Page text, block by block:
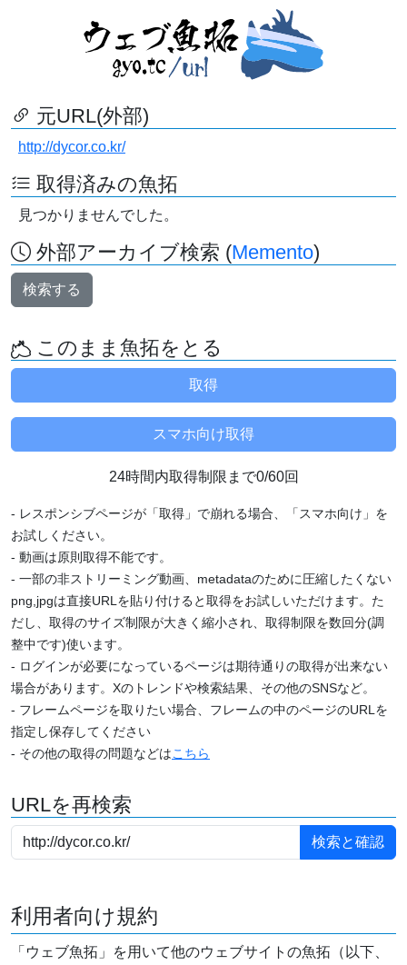
元URL(外部)
http://dycor.co.kr/
取得済みの魚拓
見つかりませんでした。
外部アーカイブ検索 (Memento)
検索する
このまま魚拓をとる
24時間内取得制限まで0/60回
- レスポンシブページが「取得」で崩れる場合、「スマホ向け」を
お試しください。
- 動画は原則取得不能です。
- 一部の非ストリーミング動画、metadataのために圧縮したくない
png,jpgは直接URLを貼り付けると取得をお試しいただけます。た
だし、取得のサイズ制限が大きく縮小され、取得制限を数回分(調
整中です)使います。
- ログインが必要になっているページは期待通りの取得が出来ない
場合があります。Xのトレンドや検索結果、その他のSNSなど。
- フレームページを取りたい場合、フレームの中のページのURLを
指定し保存してください
- その他の取得の問題などはこちら
URLを再検索
利用者向け規約
「ウェブ魚拓」を用いて他のウェブサイトの魚拓（以下、